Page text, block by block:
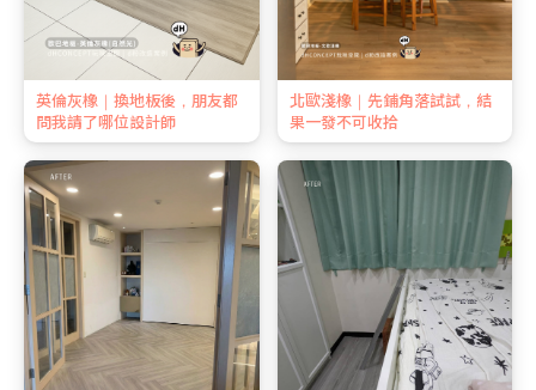
英倫灰橡｜換地板後，朋友都
問我請了哪位設計師
北歐淺橡｜先鋪角落試試，結
果一發不可收拾